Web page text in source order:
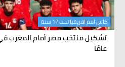
عامًا
كأس أمم افريقيا تحت 17 سنة